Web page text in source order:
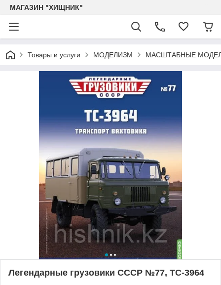
МАГАЗИН "ХИЩНИК"
Товары и услуги МОДЕЛИЗМ МАСШТАБНЫЕ
Легендарные грузовики СССР №77, ТС-3964